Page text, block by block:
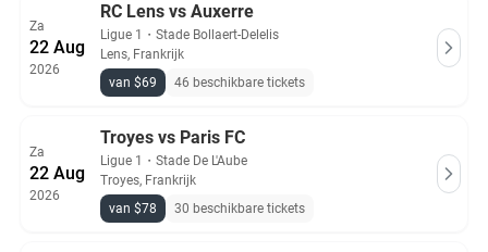
Za
22 Aug
2026
RC Lens vs Auxerre
Ligue 1 ・ Stade Bollaert-Delelis
Lens, Frankrijk
van $69
46 beschikbare tickets
Za
22 Aug
2026
Troyes vs Paris FC
Ligue 1 ・ Stade De L'Aube
Troyes, Frankrijk
van $78
30 beschikbare tickets